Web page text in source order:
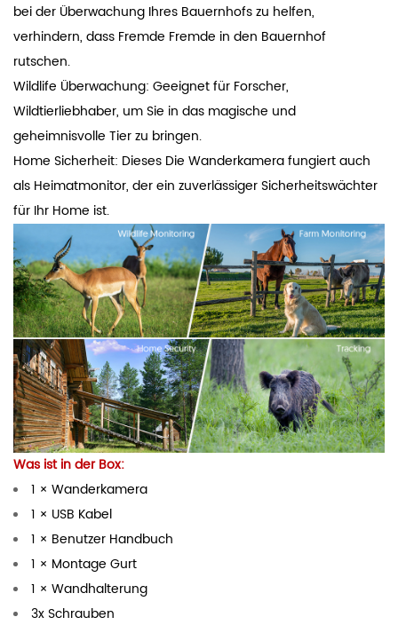
bei der Überwachung Ihres Bauernhofs zu helfen,
verhindern, dass Fremde Fremde in den Bauernhof
rutschen.
Wildlife Überwachung: Geeignet für Forscher,
Wildtierliebhaber, um Sie in das magische und
geheimnisvolle Tier zu bringen.
Home Sicherheit: Dieses Die Wanderkamera fungiert auch
als Heimatmonitor, der ein zuverlässiger Sicherheitswächter
für Ihr Home ist.
Was ist in der Box:
1 × Wanderkamera
1 × USB Kabel
1 × Benutzer Handbuch
1 × Montage Gurt
1 × Wandhalterung
3x Schrauben